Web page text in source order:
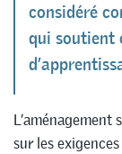
considéré
qui soutient
L’aménagement
sur les